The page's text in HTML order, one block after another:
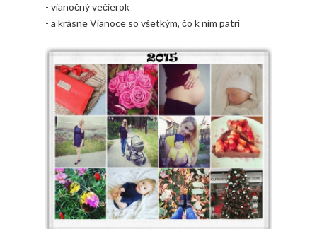
- vianočný večierok
- a krásne Vianoce so všetkým, čo k nim patrí